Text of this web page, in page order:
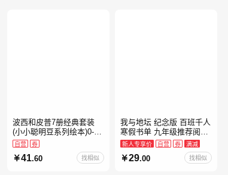
波西和皮普7册经典套装
(小小聪明豆系列绘本)0-4
岁低幼启蒙情绪管理习惯
养成绘本，引导宝宝认识
接纳情绪培养好品质，发
自营 券
41 .60 找相似
我与地坛 纪念版 百班千人
寒假书单 九年级推荐阅读
当当自营
新人专享价 自营 券 满减
29.00 找相似